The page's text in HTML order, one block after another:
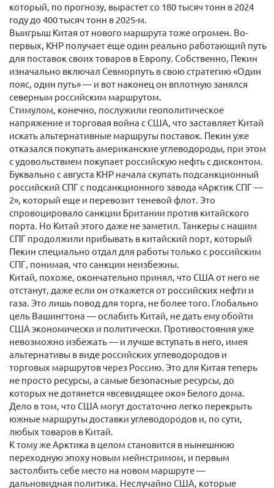
который, по прогнозу, вырастет со 180 тысяч тонн в 2024
году до 400 тысяч тонн в 2025-м.
Выигрыш Китая от нового маршрута тоже огромен. Во-
первых, КНР получает еще один реально работающий путь
для поставок своих товаров в Европу. Собственно, Пекин
изначально включал Севморпуть в свою стратегию «Один
пояс, один путь» — и вот наконец он вплотную занялся
северным российским маршрутом.
Стимулом, конечно, послужили геополитическое
напряжение и торговая война с США, что заставляет Китай
искать альтернативные маршруты поставок. Пекин уже
отказался покупать американские углеводороды, при этом
с удовольствием покупает российскую нефть с дисконтом.
Буквально с августа КНР начала скупать подсанкционный
российский СПГ с подсанкционного завода «Арктик СПГ —
2», который еще и перевозит теневой флот. Это
спровоцировало санкции Британии против китайского
порта. Но Китай этого даже не заметил. Танкеры с нашим
СПГ продолжили прибывать в китайский порт, который
Пекин специально отдал для работы только с российским
СПГ, понимая, что санкции неизбежны.
Китай, похоже, окончательно принял, что США от него не
отстанут, даже если он откажется от российских нефти и
газа. Это лишь повод для торга, не более того. Глобально
цель Вашингтона — ослабить Китай, не дать ему обойти
США экономически и политически. Противостояния уже
невозможно избежать — и лучше вступать в него, имея
альтернативы в виде российских углеводородов и
торговых маршрутов через Россию. Это для Китая теперь
не просто ресурсы, а самые безопасные ресурсы, до
которых не дотянется «всевидящее око» Белого дома.
Дело в том, что США могут достаточно легко перекрыть
южные маршруты доставки углеводородов и, по сути,
любых товаров в Китай.
К тому же Арктика в целом становится в нынешнюю
переходную эпоху новым мейнстримом, и первым
застолбить себе место на новом маршруте —
дальновидная политика. Неслучайно США, которые